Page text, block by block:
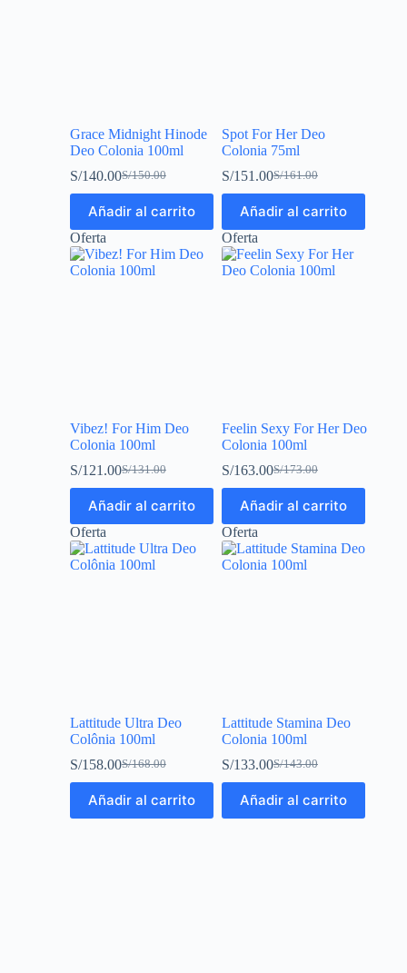
Grace Midnight Hinode
Deo Colonia 100ml
S/150.00
S/140.00
Añadir al carrito
Spot For Her Deo
Colonia 75ml
S/161.00
S/151.00
Añadir al carrito
Oferta
Vibez! For Him Deo
Colonia 100ml
S/131.00
S/121.00
Añadir al carrito
Oferta
Feelin Sexy For Her Deo
Colonia 100ml
S/173.00
S/163.00
Añadir al carrito
Oferta
Lattitude Ultra Deo
Colônia 100ml
S/168.00
S/158.00
Añadir al carrito
Oferta
Lattitude Stamina Deo
Colonia 100ml
S/143.00
S/133.00
Añadir al carrito